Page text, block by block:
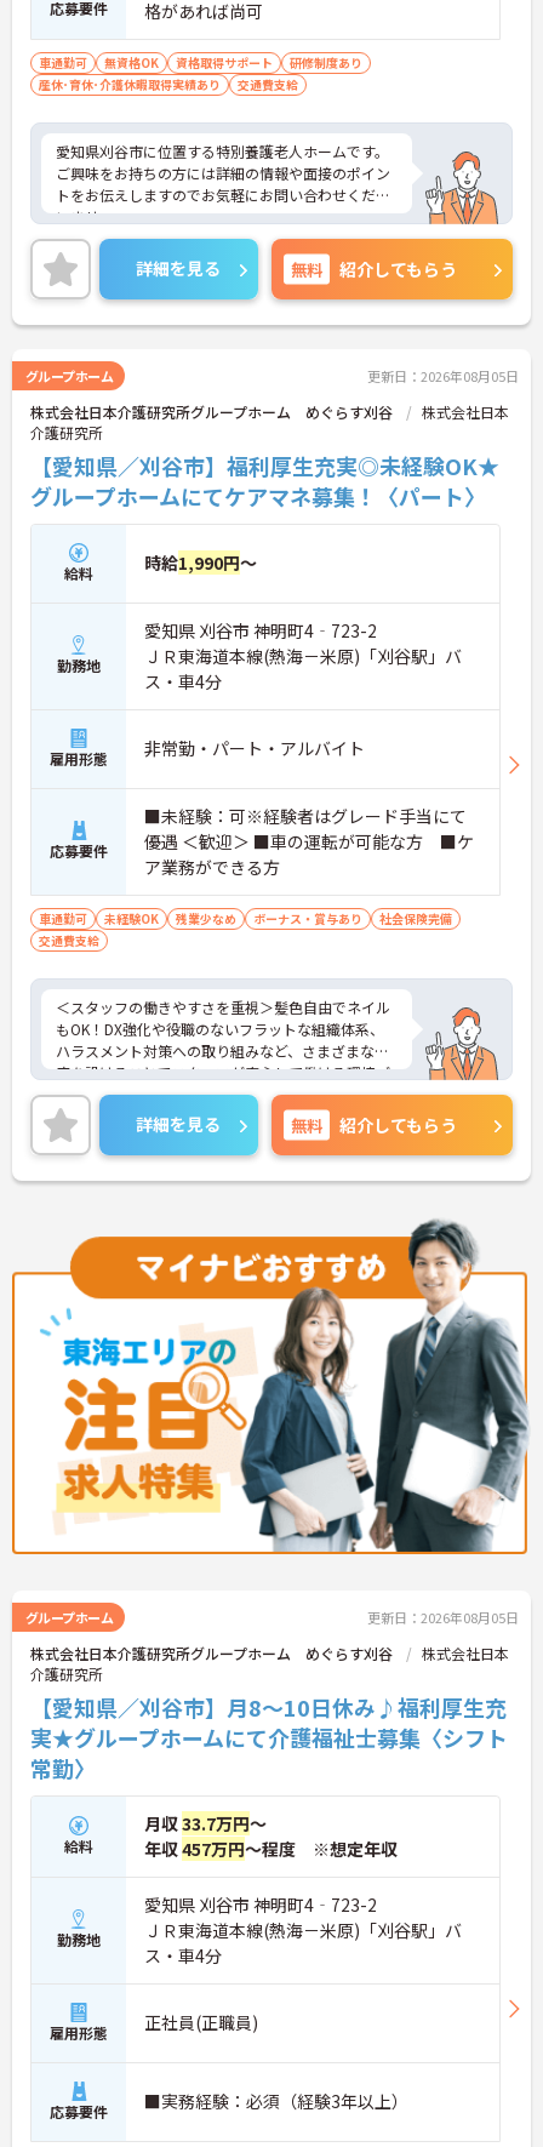
応募要件 格があれば尚可
車通勤可 無資格OK 資格取得サポート
研修制度あり
産休･育休･介護休暇取得実績あり
交通費支給
愛知県刈谷市に位置する特別養護老人ホームです。
ご興味をお持ちの方には詳細の情報や面接のポイン
トをお伝えしますのでお気軽にお問い合わせくださ
いませ。
詳細を見る 無料 紹介してもらう
グループホーム 更新日：2026年08月05日
株式会社日本介護研究所グループホーム めぐらす刈谷
株式会社日本
介護研究所
【愛知県／刈谷市】福利厚生充実◎未経験OK★
グループホームにてケアマネ募集！〈パート〉
給料 時給1,990円～
勤務地
愛知県 刈谷市 神明町4‐723-2
ＪＲ東海道本線(熱海－米原)「刈谷駅」バ
ス・車4分
雇用形態 非常勤・パート・アルバイト
応募要件
■未経験：可※経験者はグレード手当にて
優遇 ＜歓迎＞ ■車の運転が可能な方 ■ケ
ア業務ができる方
車通勤可 未経験OK 残業少なめ ボーナス・賞与あり
社会保険完備
交通費支給
＜スタッフの働きやすさを重視＞髪色自由でネイル
もOK！DX強化や役職のないフラットな組織体系、
ハラスメント対策への取り組みなど、さまざまな制
度を設けることでスタッフが安心して働ける環境づ
くりに取り組まれています。
＜施設ケアマネとしてのやりがい＞入居者様の日常
を直接確認し、最適なケアプランを作成できます。
入居者様と常に関わることで気づきが生まれ、その
気づきからケアプランを変更することで自立支援に
＜チームで連携しながらのお仕事＞一人ひとりが主
体性をもって働くことを大切にしながらも、苦手分
野は互いで補い合うなど、チームとしてしっかりと
連携を取りながら日々の業務に努められています。
ご興味のある方には、面接対策ポイント等、さらに
詳細をお話ししますのでお気軽にご相談ください！
詳細を見る 無料 紹介してもらう
グループホーム 更新日：2026年08月05日
株式会社日本介護研究所グループホーム めぐらす刈谷
株式会社日本
介護研究所
【愛知県／刈谷市】月8～10日休み♪福利厚生充
実★グループホームにて介護福祉士募集〈シフト
常勤〉
給料
月収33.7万円～
年収457万円～程度 ※想定年収
勤務地
愛知県 刈谷市 神明町4‐723-2
ＪＲ東海道本線(熱海－米原)「刈谷駅」バ
ス・車4分
雇用形態 正社員(正職員)
応募要件 ■実務経験：必須（経験3年以上）